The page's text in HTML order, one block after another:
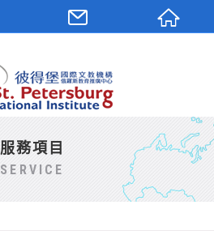
服務項目
SERVICE